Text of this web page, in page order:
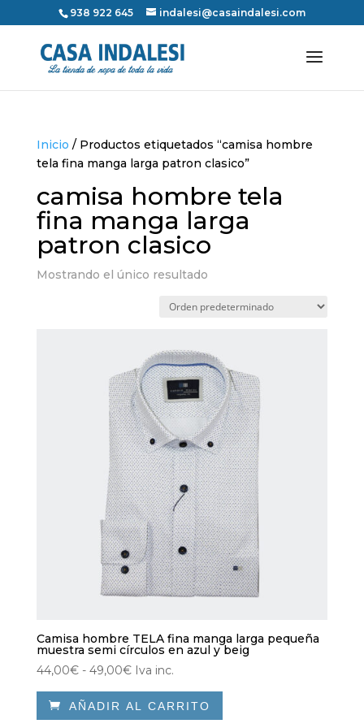
938 922 645 indalesi@casaindalesi.com
Inicio / Productos etiquetados “camisa hombre
tela fina manga larga patron clasico”
camisa hombre tela
fina manga larga
patron clasico
Mostrando el único resultado
Camisa hombre TELA fina manga larga pequeña
muestra semi círculos en azul y beig
44,00€ - 49,00€Rango
de
precios:
Iva inc.
 AÑADIR AL CARRITO